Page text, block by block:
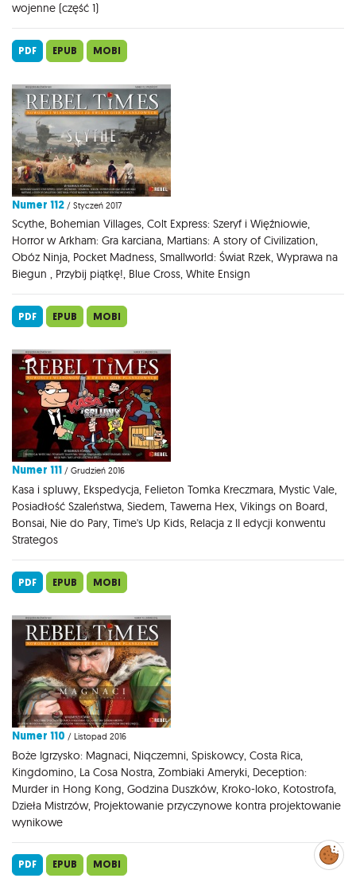
wojenne (część 1)
PDF EPUB MOBI
Numer 112 / Styczeń 2017
Scythe, Bohemian Villages, Colt Express: Szeryf i Więźniowie,
Horror w Arkham: Gra karciana, Martians: A story of Civilization,
Obóz Ninja, Pocket Madness, Smallworld: Świat Rzek, Wyprawa na
Biegun , Przybij piątkę!, Blue Cross, White Ensign
PDF EPUB MOBI
Numer 111 / Grudzień 2016
Kasa i spluwy, Ekspedycja, Felieton Tomka Kreczmara, Mystic Vale,
Posiadłość Szaleństwa, Siedem, Tawerna Hex, Vikings on Board,
Bonsai, Nie do Pary, Time's Up Kids, Relacja z II edycji konwentu
Strategos
PDF EPUB MOBI
Numer 110 / Listopad 2016
Boże Igrzysko: Magnaci, Niqczemni, Spiskowcy, Costa Rica,
Kingdomino, La Cosa Nostra, Zombiaki Ameryki, Deception:
Murder in Hong Kong, Godzina Duszków, Kroko-loko, Kotostrofa,
Dzieła Mistrzów, Projektowanie przyczynowe kontra projektowanie
wynikowe
PDF EPUB MOBI
Zarządzaj
preferencjami
cookies